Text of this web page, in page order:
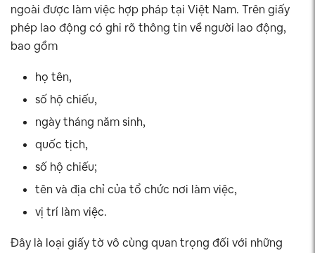
ngoài được làm việc hợp pháp tại Việt Nam. Trên giấy
phép lao động có ghi rõ thông tin về người lao động,
bao gồm
họ tên,
số hộ chiếu,
ngày tháng năm sinh,
quốc tịch,
số hộ chiếu;
tên và địa chỉ của tổ chức nơi làm việc,
vị trí làm việc.
Đây là loại giấy tờ vô cùng quan trọng đối với những